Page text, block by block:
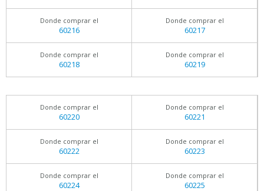
Donde comprar el
60216
Donde comprar el
60217
Donde comprar el
60218
Donde comprar el
60219
Donde comprar el
60220
Donde comprar el
60221
Donde comprar el
60222
Donde comprar el
60223
Donde comprar el
60224
Donde comprar el
60225